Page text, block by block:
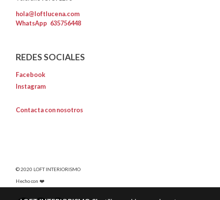
hola@loftlucena.com
WhatsApp 635756448
REDES SOCIALES
Facebook
Instagram
Contacta con nosotros
© 2020 LOFT INTERIORISMO
Hecho con ❤️